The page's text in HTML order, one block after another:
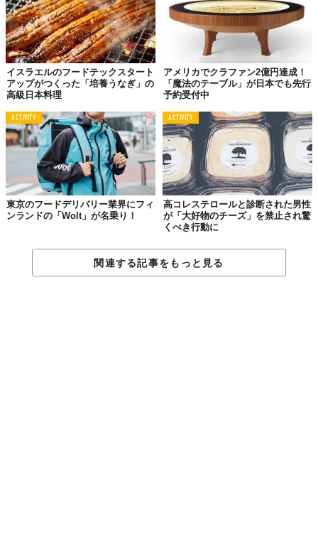
イスラエルのフードテックスタート
アップがつくった「培養うなぎ」の
高級日本料理
アメリカでクラファン2億円達成！
「魔法のテーブル」が日本でも先行
予約受付中
ACTIVITY
東京のフードデリバリー業界にフィ
ンランドの「Wolt」が名乗り！
ACTIVITY
高コレステロールと診断された男性
が「大好物のチーズ」を禁止され驚
くべき行動に
関連する記事をもっと見る